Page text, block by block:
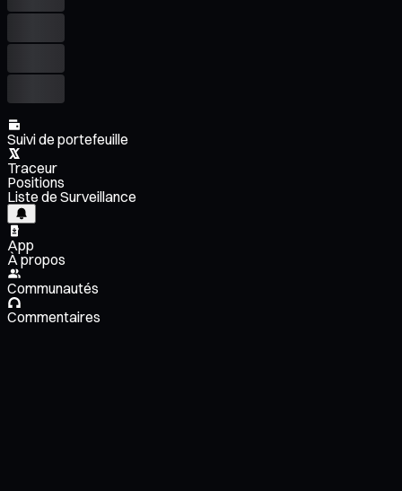
Suivi de portefeuille
Traceur
Positions
Liste de Surveillance
App
À propos
Communautés
Commentaires